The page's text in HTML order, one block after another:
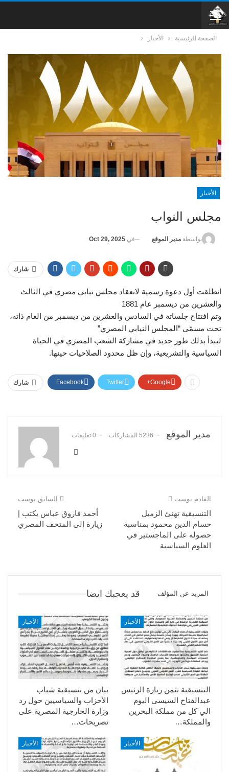
الصفحة الرئيسية الأخبار
الأخبار
مجلس النواب
بواسطة مدير الموقع في Oct 29, 2025
شارك
انطلقت أول دعوة رسمية لانعقاد مجلس نيابي مصري في الثالث
والعشرين من ديسمبر عام 1881
وتم افتتاح جلساته في السادس والعشرين من ديسمبر من العام ذاته،
تحت مسمّى “المجلس النيابي المصري”
ليبدأ بذلك طور جديد في مشاركة الشعب المصري في الحياة
السياسية والتشريعية، وإن ظل محدود الصلاحيات حينها.
شارك Facebook Twitter Google+
مدير الموقع 5236 المشاركات 0 تعليقات
السابق بوست
أحمد فاروق عباس يكتب |
زيارة إلى المتحف المصري
القادم بوست
التنسيقية تهنئ الزميل
حسام الدين محمود بمناسبة
حصوله على الماجستير في
العلوم السياسية
قد يعجبك ايضا المزيد عن المؤلف
الأخبار
بيان من تنسيقية شباب
الأحزاب والسياسيين حول رد
وزارة الخارجية المصرية على
تصريحات…
الأخبار
التنسيقية تثمن زيارة الرئيس
عبدالفتاح السيسى اليوم
الي كل من مملكة البحرين
والمملكة…
الأخبار الأخبار